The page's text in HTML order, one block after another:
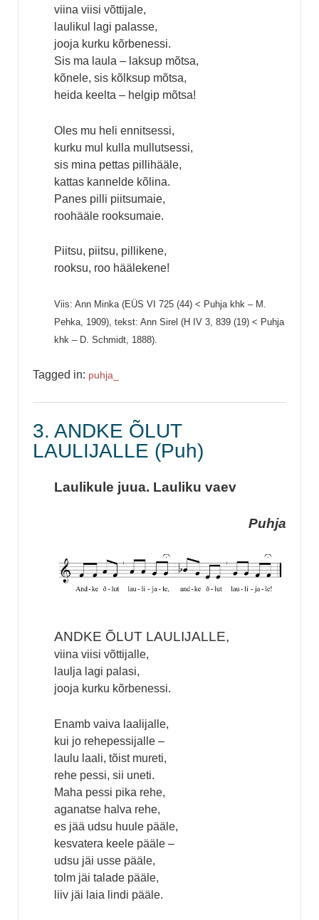
viina viisi võttijale,
laulikul lagi palasse,
jooja kurku kõrbenessi.
Sis ma laula – laksup mõtsa,
kõnele, sis kõlksup mõtsa,
heida keelta – helgip mõtsa!
Oles mu heli ennitsessi,
kurku mul kulla mullutsessi,
sis mina pettas pillihääle,
kattas kannelde kõlina.
Panes pilli piitsumaie,
roohääle rooksumaie.
Piitsu, piitsu, pillikene,
rooksu, roo häälekene!
Viis: Ann Minka (EÜS VI 725 (44) < Puhja khk – M.
Pehka, 1909), tekst: Ann Sirel (H IV 3, 839 (19) < Puhja
khk – D. Schmidt, 1888).
Tagged in: puhja_
3. ANDKE ÕLUT
LAULIJALLE (Puh)
Laulikule juua. Lauliku vaev
Puhja
ANDKE ÕLUT LAULIJALLE,
viina viisi võttijalle,
laulja lagi palasi,
jooja kurku kõrbenessi.
Enamb vaiva laalijalle,
kui jo rehepessijalle –
laulu laali, tõist mureti,
rehe pessi, sii uneti.
Maha pessi pika rehe,
aganatse halva rehe,
es jää udsu huule pääle,
kesvatera keele pääle –
udsu jäi usse pääle,
tolm jäi talade pääle,
liiv jäi laia lindi pääle.